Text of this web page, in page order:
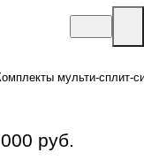
мульти-сплит-
руб.